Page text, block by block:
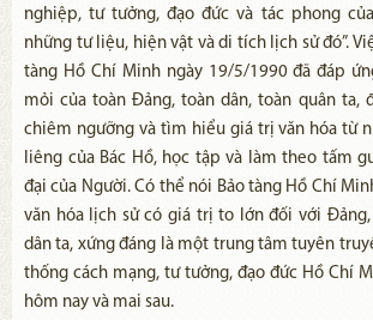
nghiệp, tư tưởng, đạo đức và tác phong
những tư liệu, hiện vật và di tích lịch sử đó”.
tàng Hồ Chí Minh ngày 19/5/1990 đã đáp
mỏi của toàn Đảng, toàn dân, toàn quân ta,
chiêm ngưỡng và tìm hiểu giá trị văn hóa từ
liêng của Bác Hồ, học tập và làm theo tấm
đại của Người. Có thể nói Bảo tàng Hồ Chí
văn hóa lịch sử có giá trị to lớn đối với Đảng,
dân ta, xứng đáng là một trung tâm tuyên
thống cách mạng, tư tưởng, đạo đức Hồ Chí
hôm nay và mai sau.